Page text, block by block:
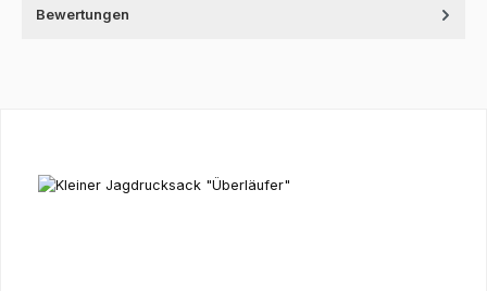
Bewertungen